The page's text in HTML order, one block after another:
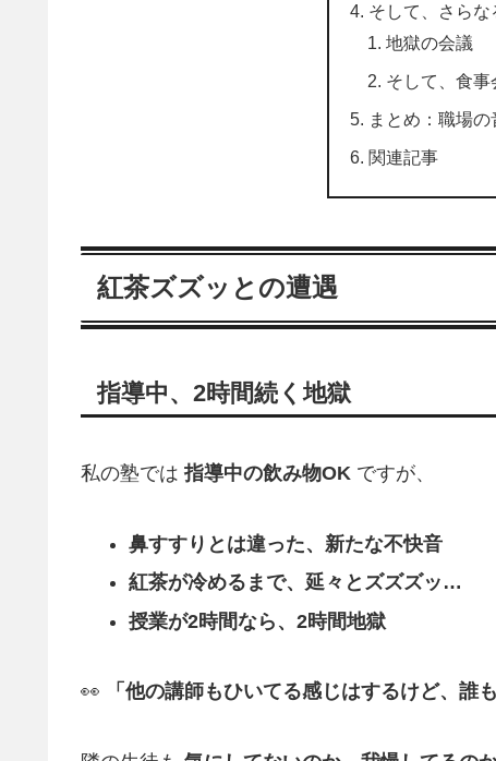
そして、さら
地獄の会議
そして、食
まとめ：職場
関連記事
紅茶ズズッとの遭遇
指導中、2時間続く地獄
私の塾では指導中の飲み物OK ですが、
鼻すすりとは違った、新たな不快音
紅茶が冷めるまで、延々とズズズッ…
授業が2時間なら、2時間地獄
👀 「他の講師もひいてる感じはするけど、誰